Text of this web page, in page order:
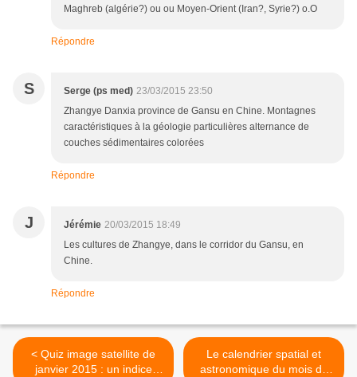
Maghreb (algérie?) ou ou Moyen-Orient (Iran?, Syrie?) o.O
Répondre
S Serge (ps med) 23/03/2015 23:50
Zhangye Danxia province de Gansu en Chine. Montagnes
caractéristiques à la géologie particulières alternance de
couches sédimentaires colorées
Répondre
J Jérémie 20/03/2015 18:49
Les cultures de Zhangye, dans le corridor du Gansu, en
Chine.
Répondre
< Quiz image satellite de
janvier 2015 : un indice
Le calendrier spatial et
astronomique du mois de